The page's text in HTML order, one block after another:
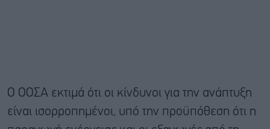
Ο ΟΟΣΑ εκτιμά ότι οι κίνδυνοι για την ανάπτυξη
είναι ισορροπημένοι, υπό την προϋπόθεση ότι η